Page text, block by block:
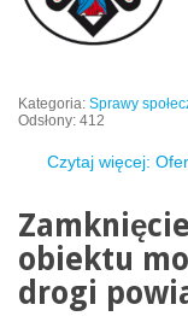
Kategoria: Sprawy
Odsłony: 412
Czytaj więcej:
obiektu
drogi